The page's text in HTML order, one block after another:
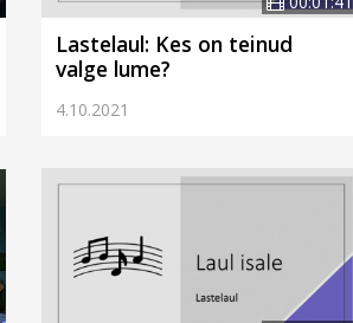
Lastelaul: Kes on teinud
valge lume?
4.10.2021